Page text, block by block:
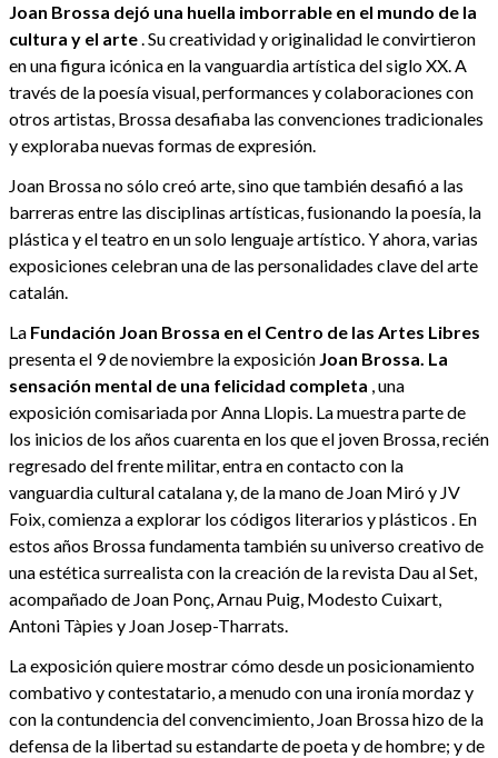
Joan Brossa dejó una huella imborrable en el mundo de la
cultura y el arte. Su creatividad y originalidad le convirtieron
en una figura icónica en la vanguardia artística del siglo XX. A
través de la poesía visual, performances y colaboraciones con
otros artistas, Brossa desafiaba las convenciones tradicionales
y exploraba nuevas formas de expresión.
Joan Brossa no sólo creó arte, sino que también desafió a las
barreras entre las disciplinas artísticas, fusionando la poesía, la
plástica y el teatro en un solo lenguaje artístico. Y ahora, varias
exposiciones celebran una de las personalidades clave del arte
catalán.
La Fundación Joan Brossa en el Centro de las Artes Libres
presenta el 9 de noviembre la exposición Joan Brossa. La
sensación mental de una felicidad completa , una
exposición comisariada por Anna Llopis. La muestra parte de
los inicios de los años cuarenta en los que el joven Brossa, recién
regresado del frente militar, entra en contacto con la
vanguardia cultural catalana y, de la mano de Joan Miró y JV
Foix, comienza a explorar los códigos literarios y plásticos . En
estos años Brossa fundamenta también su universo creativo de
una estética surrealista con la creación de la revista Dau al Set,
acompañado de Joan Ponç, Arnau Puig, Modesto Cuixart,
Antoni Tàpies y Joan Josep-Tharrats.
La exposición quiere mostrar cómo desde un posicionamiento
combativo y contestatario, a menudo con una ironía mordaz y
con la contundencia del convencimiento, Joan Brossa hizo de la
defensa de la libertad su estandarte de poeta y de hombre; y de